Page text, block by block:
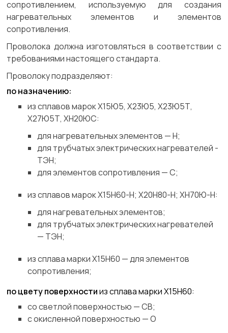
сопротивлением, используемую для создания
нагревательных элементов и элементов
сопротивления.
Проволока должна изготовляться в соответствии с
требованиями настоящего стандарта.
Проволоку подразделяют:
по назначению:
из сплавов марок Х15Ю5, Х23Ю5, Х23Ю5Т,
Х27Ю5Т, ХН20ЮС:
для нагревательных элементов — Н;
для трубчатых электрических нагревателей -
ТЭН;
для элементов сопротивления — С;
из сплавов марок Х15Н60-Н; Х20Н80-Н; ХН70Ю-Н:
для нагревательных элементов;
для трубчатых электрических нагревателей
— ТЭН;
из сплава марки Х15Н60 — для элементов
сопротивления;
по цвету поверхностииз сплава марки Х15Н60:
со светлой поверхностью — СВ;
с окисленной поверхностью — О